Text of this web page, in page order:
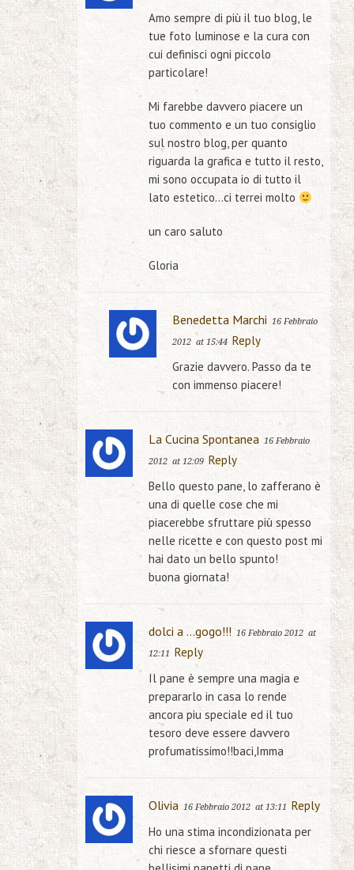
Amo sempre di più il tuo blog, le
tue foto luminose e la cura con
cui definisci ogni piccolo
particolare!
Mi farebbe davvero piacere un
tuo commento e un tuo consiglio
sul nostro blog, per quanto
riguarda la grafica e tutto il resto,
mi sono occupata io di tutto il
lato estetico…ci terrei molto
un caro saluto
Gloria
Benedetta Marchi 16 Febbraio
2012 at 15:44 Reply
Grazie davvero. Passo da te
con immenso piacere!
La Cucina Spontanea 16 Febbraio
2012 at 12:09 Reply
Bello questo pane, lo zafferano è
una di quelle cose che mi
piacerebbe sfruttare più spesso
nelle ricette e con questo post mi
hai dato un bello spunto!
buona giornata!
dolci a ...gogo!!! 16 Febbraio 2012 at
12:11 Reply
Il pane è sempre una magia e
prepararlo in casa lo rende
ancora piu speciale ed il tuo
tesoro deve essere davvero
profumatissimo!!baci,Imma
Olivia 16 Febbraio 2012 at 13:11 Reply
Ho una stima incondizionata per
chi riesce a sfornare questi